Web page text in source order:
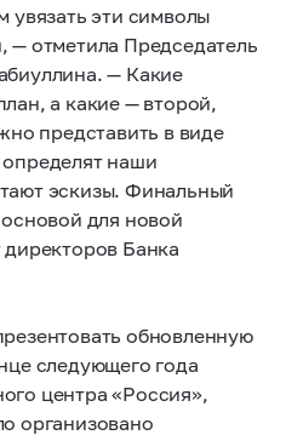
увязать эти символы
— отметила Председатель
— Какие
а какие — второй,
представить в виде
наши
эскизы. Финальный
для новой
Банка
обновленную
следующего года
центра «Россия»,
организовано